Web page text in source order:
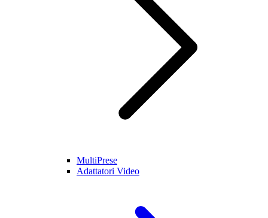
MultiPrese
Adattatori Video